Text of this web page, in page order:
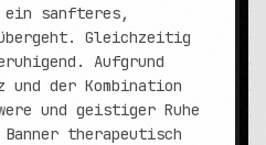
sanfteres,
Gleichzeitig
Aufgrund
und der Kombination
und geistiger Ruhe
therapeutisch